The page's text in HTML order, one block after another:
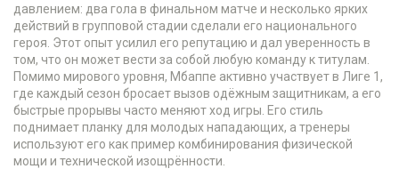
давлением: два гола в финальном матче и несколько ярких
действий в групповой стадии сделали его национального
героя. Этот опыт усилил его репутацию и дал уверенность в
том, что он может вести за собой любую команду к титулам.
Помимо мирового уровня, Мбаппе активно участвует в Лиге 1,
где каждый сезон бросает вызов одёжным защитникам, а его
быстрые прорывы часто меняют ход игры. Его стиль
поднимает планку для молодых нападающих, а тренеры
используют его как пример комбинирования физической
мощи и технической изощрённости.